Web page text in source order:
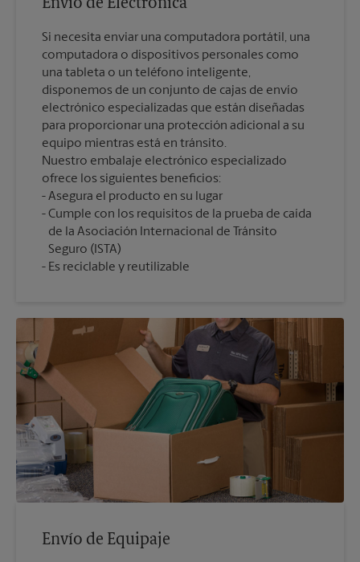
Envío de Electrónica
Si necesita enviar una computadora portátil, una
computadora o dispositivos personales como
una tableta o un teléfono inteligente,
disponemos de un conjunto de cajas de envío
electrónico especializadas que están diseñadas
para proporcionar una protección adicional a su
equipo mientras está en tránsito.
Nuestro embalaje electrónico especializado
ofrece los siguientes beneficios:
Asegura el producto en su lugar
Cumple con los requisitos de la prueba de caída
de la Asociación Internacional de Tránsito
Seguro (ISTA)
Es reciclable y reutilizable
Envío de Equipaje